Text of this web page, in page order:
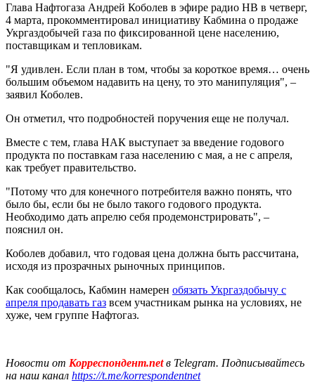
Глава Нафтогаза Андрей Коболев в эфире радио НВ в четверг,
4 марта, прокомментировал инициативу Кабмина о продаже
Укргаздобычей газа по фиксированной цене населению,
поставщикам и тепловикам.
"Я удивлен. Если план в том, чтобы за короткое время… очень
большим объемом надавить на цену, то это манипуляция", –
заявил Коболев.
Он отметил, что подробностей поручения еще не получал.
Вместе с тем, глава НАК выступает за введение годового
продукта по поставкам газа населению с мая, а не с апреля,
как требует правительство.
"Потому что для конечного потребителя важно понять, что
было бы, если бы не было такого годового продукта.
Необходимо дать апрелю себя продемонстрировать", –
пояснил он.
Коболев добавил, что годовая цена должна быть рассчитана,
исходя из прозрачных рыночных принципов.
Как сообщалось, Кабмин намерен обязать Укргаздобычу с
апреля продавать газ всем участникам рынка на условиях, не
хуже, чем группе Нафтогаз.
Новости от Корреспондент.netв Telegram. Подписывайтесь
на наш канал https://t.me/korrespondentnet